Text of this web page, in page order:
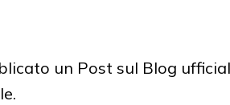
un Post sul Blog